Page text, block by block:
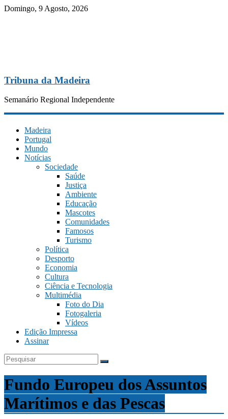
Domingo, 9 Agosto, 2026
Tribuna da Madeira
Semanário Regional Independente
Madeira
Portugal
Mundo
Notícias
Sociedade
Saúde
Justiça
Ambiente
Educação
Mascotes
Comunidades
Famosos
Turismo
Política
Desporto
Economia
Cultura
Ciência e Tecnologia
Multimédia
Foto do Dia
Fotogaleria
Vídeos
Edição Impressa
Assinar
Fundo Europeu dos Assuntos
Marítimos e das Pescas